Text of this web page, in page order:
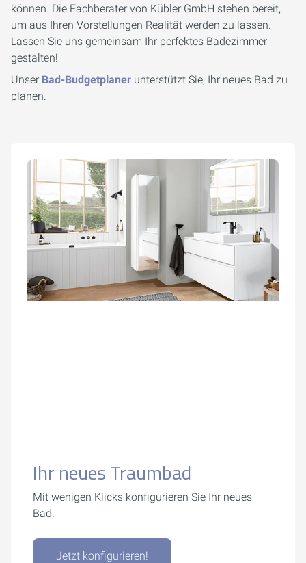
können. Die Fachberater von Kübler GmbH stehen bereit,
um aus Ihren Vorstellungen Realität werden zu lassen.
Lassen Sie uns gemeinsam Ihr perfektes Badezimmer
gestalten!
Unser Bad-Budgetplaner unterstützt Sie, Ihr neues Bad zu
planen.
Ihr neues Traumbad
Mit wenigen Klicks konfigurieren Sie Ihr neues
Bad.
Jetzt konfigurieren!